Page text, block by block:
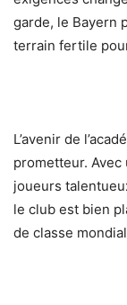
garde, le Bayern
terrain fertile
L’avenir de
prometteur.
joueurs
le club est bien
de classe